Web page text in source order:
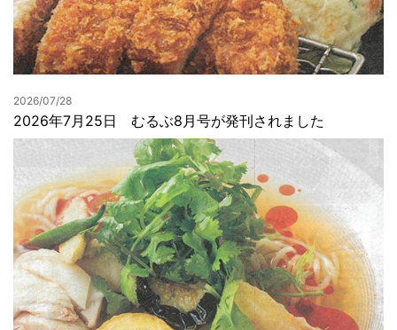
2026/07/28
2026年7月25日 むるぶ8月号が発刊されました